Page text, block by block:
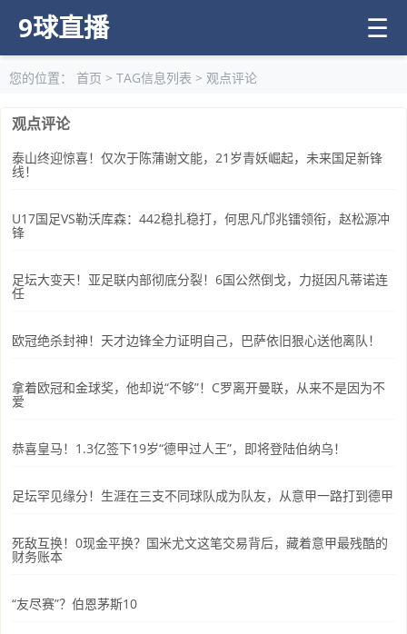
9球直播 ☰
您的位置： 首页 > TAG信息列表 > 观点评论
观点评论
泰山终迎惊喜！仅次于陈蒲谢文能，21岁青妖崛起，未来国足新锋
线！
U17国足VS勒沃库森：442稳扎稳打，何思凡邝兆镭领衔，赵松源冲
锋
足坛大变天！亚足联内部彻底分裂！6国公然倒戈，力挺因凡蒂诺连
任
欧冠绝杀封神！天才边锋全力证明自己，巴萨依旧狠心送他离队！
拿着欧冠和金球奖，他却说“不够”！C罗离开曼联，从来不是因为不
爱
恭喜皇马！1.3亿签下19岁“德甲过人王”，即将登陆伯纳乌！
足坛罕见缘分！生涯在三支不同球队成为队友，从意甲一路打到德甲
死敌互换！0现金平换？国米尤文这笔交易背后，藏着意甲最残酷的
财务账本
“友尽赛”？伯恩茅斯10